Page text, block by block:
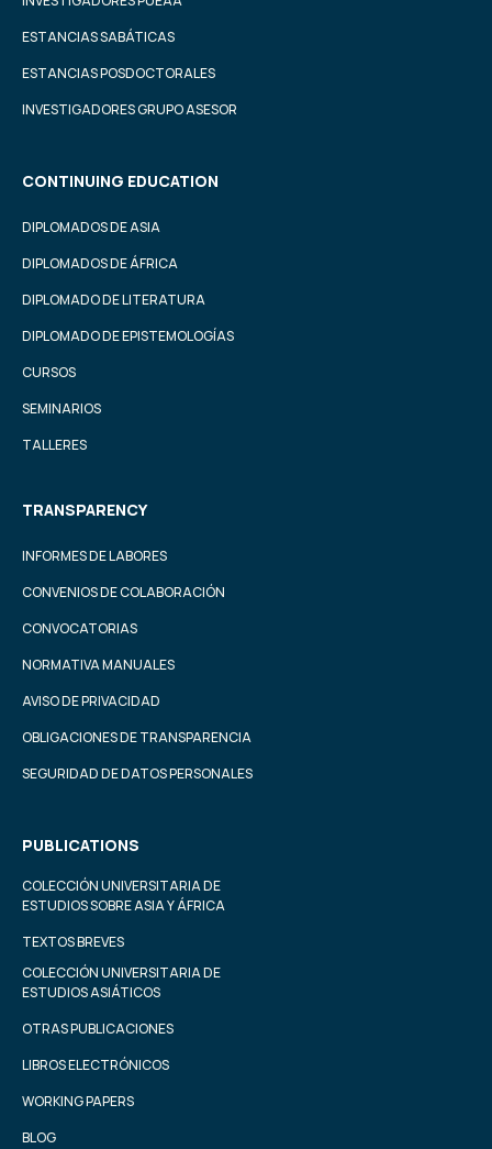
ESTANCIAS SABÁTICAS
ESTANCIAS POSDOCTORALES
INVESTIGADORES GRUPO ASESOR
CONTINUING EDUCATION
DIPLOMADOS DE ASIA
DIPLOMADOS DE ÁFRICA
DIPLOMADO DE LITERATURA
DIPLOMADO DE EPISTEMOLOGÍAS
CURSOS
SEMINARIOS
TALLERES
TRANSPARENCY
INFORMES DE LABORES
CONVENIOS DE COLABORACIÓN
CONVOCATORIAS
NORMATIVA MANUALES
AVISO DE PRIVACIDAD
OBLIGACIONES DE TRANSPARENCIA
SEGURIDAD DE DATOS PERSONALES
PUBLICATIONS
COLECCIÓN UNIVERSITARIA DE
ESTUDIOS SOBRE ASIA Y ÁFRICA
TEXTOS BREVES
COLECCIÓN UNIVERSITARIA DE
ESTUDIOS ASIÁTICOS
OTRAS PUBLICACIONES
LIBROS ELECTRÓNICOS
WORKING PAPERS
BLOG